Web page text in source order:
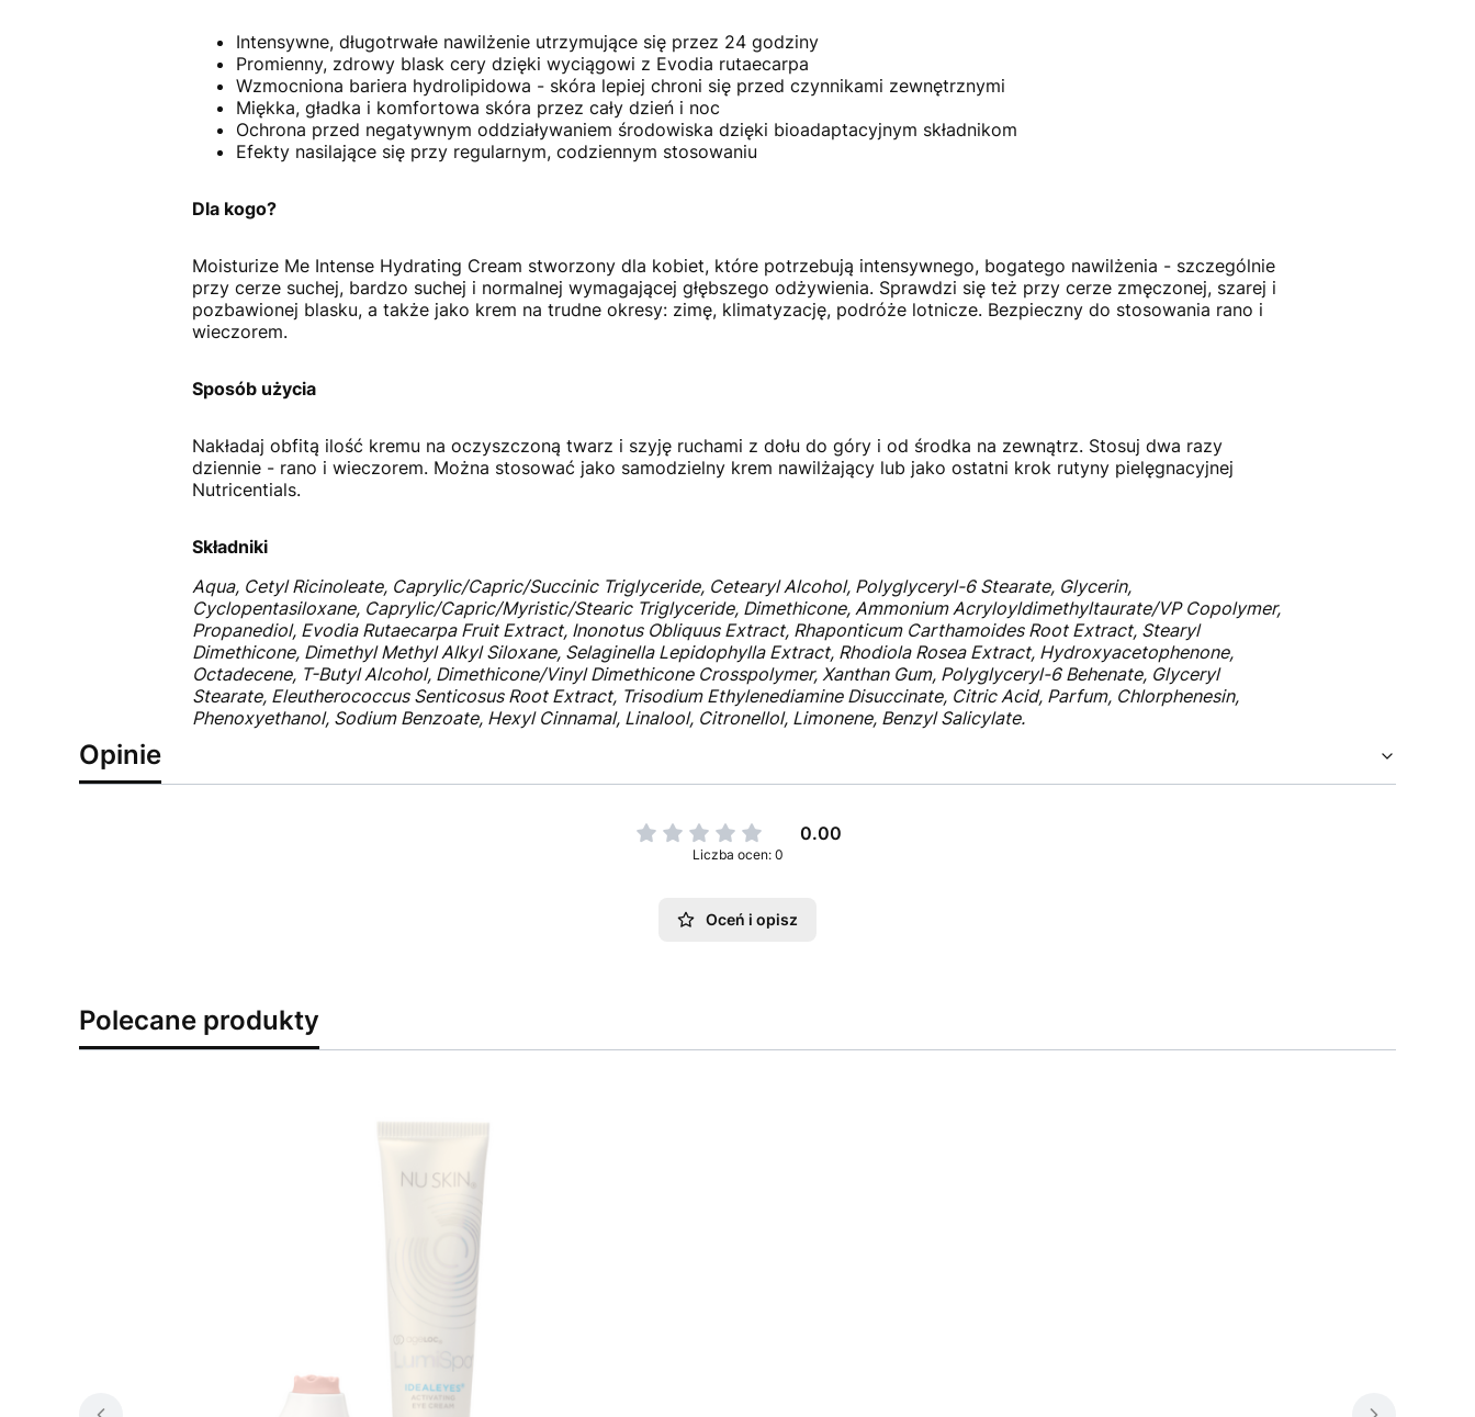
Intensywne, długotrwałe nawilżenie utrzymujące się przez 24 godziny
Promienny, zdrowy blask cery dzięki wyciągowi z Evodia rutaecarpa
Wzmocniona bariera hydrolipidowa - skóra lepiej chroni się przed czynnikami zewnętrznymi
Miękka, gładka i komfortowa skóra przez cały dzień i noc
Ochrona przed negatywnym oddziaływaniem środowiska dzięki bioadaptacyjnym składnikom
Efekty nasilające się przy regularnym, codziennym stosowaniu
Dla kogo?
Moisturize Me Intense Hydrating Cream stworzony dla kobiet, które potrzebują intensywnego, bogatego nawilżenia - szczególnie
przy cerze suchej, bardzo suchej i normalnej wymagającej głębszego odżywienia. Sprawdzi się też przy cerze zmęczonej, szarej i
pozbawionej blasku, a także jako krem na trudne okresy: zimę, klimatyzację, podróże lotnicze. Bezpieczny do stosowania rano i
wieczorem.
Sposób użycia
Nakładaj obfitą ilość kremu na oczyszczoną twarz i szyję ruchami z dołu do góry i od środka na zewnątrz. Stosuj dwa razy
dziennie - rano i wieczorem. Można stosować jako samodzielny krem nawilżający lub jako ostatni krok rutyny pielęgnacyjnej
Nutricentials.
Składniki
Aqua, Cetyl Ricinoleate, Caprylic/Capric/Succinic Triglyceride, Cetearyl Alcohol, Polyglyceryl-6 Stearate, Glycerin,
Cyclopentasiloxane, Caprylic/Capric/Myristic/Stearic Triglyceride, Dimethicone, Ammonium Acryloyldimethyltaurate/VP Copolymer,
Propanediol, Evodia Rutaecarpa Fruit Extract, Inonotus Obliquus Extract, Rhaponticum Carthamoides Root Extract, Stearyl
Dimethicone, Dimethyl Methyl Alkyl Siloxane, Selaginella Lepidophylla Extract, Rhodiola Rosea Extract, Hydroxyacetophenone,
Octadecene, T-Butyl Alcohol, Dimethicone/Vinyl Dimethicone Crosspolymer, Xanthan Gum, Polyglyceryl-6 Behenate, Glyceryl
Stearate, Eleutherococcus Senticosus Root Extract, Trisodium Ethylenediamine Disuccinate, Citric Acid, Parfum, Chlorphenesin,
Phenoxyethanol, Sodium Benzoate, Hexyl Cinnamal, Linalool, Citronellol, Limonene, Benzyl Salicylate.
Opinie
0.00
Liczba ocen: 0
Oceń i opisz
Polecane produkty